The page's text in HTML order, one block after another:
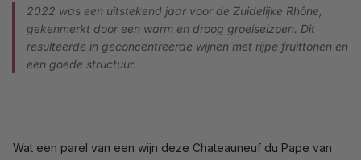
2022 was een uitstekend jaar voor de Zuidelijke Rhône,
gekenmerkt door een warm en droog groeiseizoen. Dit
resulteerde in geconcentreerde wijnen met rijpe fruittonen en
een goede structuur.
Wat een parel van een wijn deze Chateauneuf du Pape van